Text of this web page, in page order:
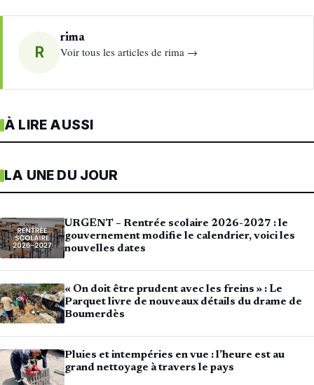
R
rima
Voir tous les articles de rima →
À LIRE AUSSI
LA UNE DU JOUR
URGENT – Rentrée scolaire 2026-2027 : le
gouvernement modifie le calendrier, voici les
nouvelles dates
« On doit être prudent avec les freins » : Le
Parquet livre de nouveaux détails du drame de
Boumerdès
Pluies et intempéries en vue : l’heure est au
grand nettoyage à travers le pays